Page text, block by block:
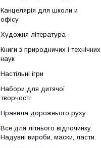
Канцелярія для школи и
офісу
Художня література
Книги з природничих і технічних
наук
Настільні ігри
Набори для дитячої
творчості
Правила дорожнього руху
Все для літнього відпочинку.
Надувні вироби, маски, ласти.